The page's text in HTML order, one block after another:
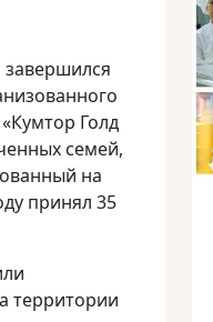
Голд
семей,
на
принял 35
территории